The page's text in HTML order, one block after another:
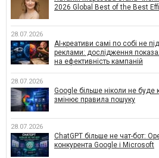
2026 Global Best of the Best
28.07.2026
AI-креативи самі по собі не
реклами: дослідження
на ефективність кампаній
28.07.2026
Google більше ніколи не буде
змінює правила пошуку
28.07.2026
ChatGPT більше не чат-бот:
конкурента Google і Microsoft